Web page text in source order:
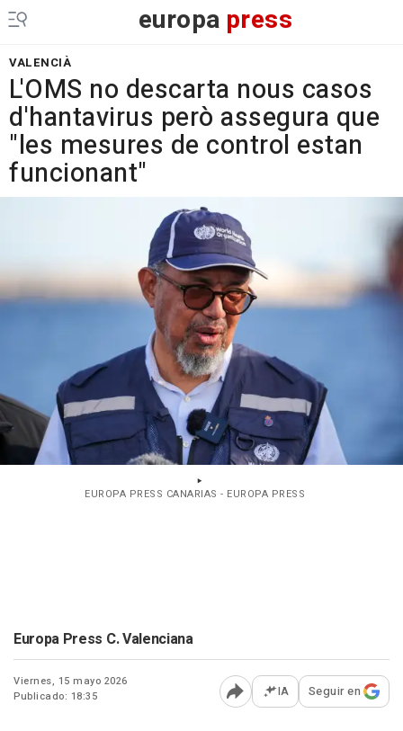
europa press
VALENCIÀ
L'OMS no descarta nous casos
d'hantavirus però assegura que
"les mesures de control estan
funcionant"
EUROPA PRESS CANARIAS - EUROPA PRESS
Europa Press C. Valenciana
Viernes, 15 mayo 2026
Publicado: 18:35
Abrir opciones para
IA Seguir en